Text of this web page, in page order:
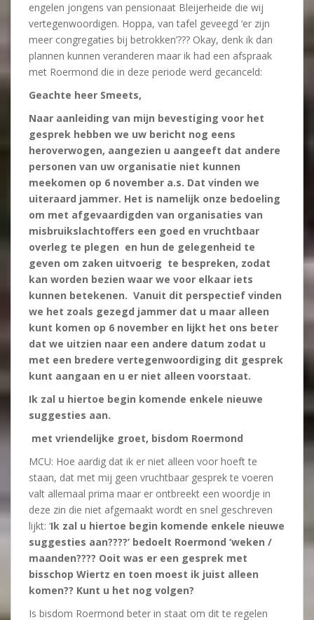
engelen jongens van pensionaat Bleijerheide die wij
vertegenwoordigen. Hoppa, van tafel geveegd ‘er zijn
meer congregaties bij betrokken’??? Okay, denk ik dan
plannen kunnen veranderen maar ik had een afspraak
met Roermond die in deze periode werd gecanceld:
Geachte heer Smeets,
Naar aanleiding van mijn bevestiging voor het
gesprek hebben we uw bericht nog eens
heroverwogen, aangezien u aangeeft dat andere
personen van uw organisatie niet kunnen
meekomen op 6 november a.s. Dat vinden we
uiteraard jammer. Het is namelijk onze bedoeling
om met afgevaardigden van organisaties van
misbruikslachtoffers een goed en vruchtbaar
overleg te plegen en hun de gelegenheid te
geven om zaken uitvoerig te bespreken, zodat
kan worden bezien waar we voor elkaar iets
kunnen betekenen. Vanuit dit perspectief vinden
we het zoals gezegd jammer dat u maar alleen
kunt komen op 6 november en lijkt het ons beter
dat we uitzien naar een andere datum zodat u
met een bredere vertegenwoordiging dit gesprek
kunt aangaan en u er niet alleen voorstaat.
Ik zal u hiertoe begin komende enkele nieuwe
suggesties aan.
met vriendelijke groet, bisdom Roermond
MCU: Hoe aardig dat ik er niet alleen voor hoeft te
staan, dat met mij geen vruchtbaar gesprek te voeren
valt allemaal prima maar er ontbreekt een woordje in
deze zin die niet afgemaakt wordt en snel geschreven
lijkt: ‘Ik zal u hiertoe begin komende enkele nieuwe
suggesties aan????’ bedoelt Roermond ‘weken /
maanden???? Ooit was er een gesprek met
bisschop Wiertz en toen moest ik juist alleen
komen?? Kunt u het nog volgen?
Is bisdom Roermond beter in staat om dit te regelen